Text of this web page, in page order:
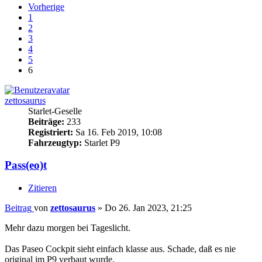
Vorherige
1
2
3
4
5
6
zettosaurus
Starlet-Geselle
Beiträge: 233
Registriert: Sa 16. Feb 2019, 10:08
Fahrzeugtyp: Starlet P9
Pass(eo)t
Zitieren
Beitrag von zettosaurus » Do 26. Jan 2023, 21:25
Mehr dazu morgen bei Tageslicht.
Das Paseo Cockpit sieht einfach klasse aus. Schade, daß es nie
original im P9 verbaut wurde.